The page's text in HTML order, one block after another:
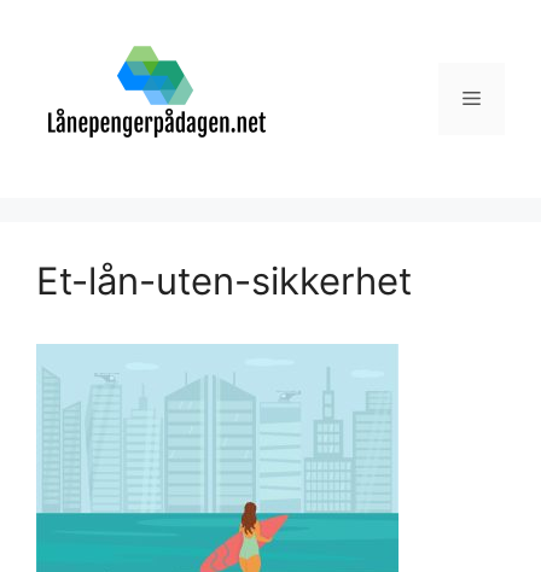
Menu
Et-lån-uten-sikkerhet